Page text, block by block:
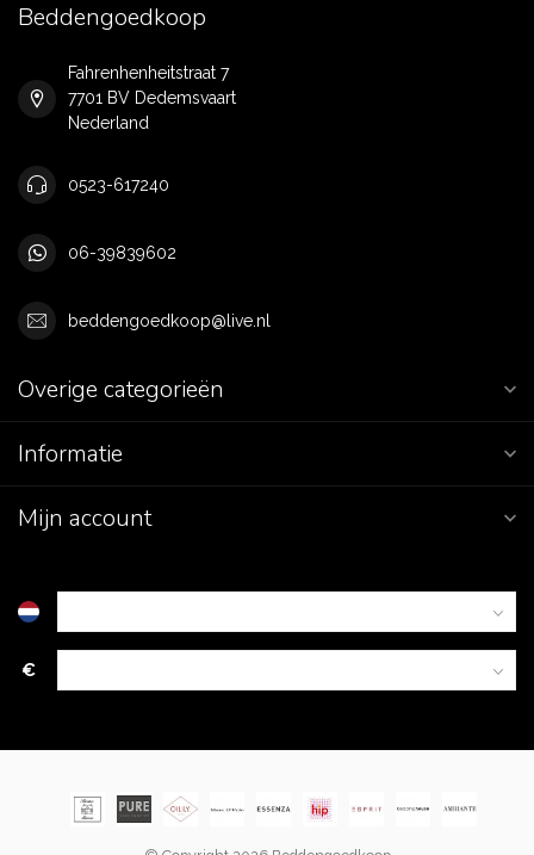
Beddengoedkoop
Fahrenhenheitstraat 7
7701 BV Dedemsvaart
Nederland
0523-617240
06-39839602
beddengoedkoop@live.nl
Overige categorieën
Informatie
Mijn account
€